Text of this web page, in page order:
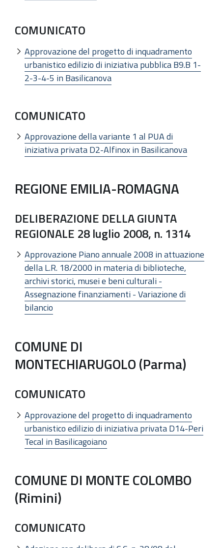
COMUNICATO
Approvazione del progetto di inquadramento
urbanistico edilizio di iniziativa pubblica B9.B 1-
2-3-4-5 in Basilicanova
COMUNICATO
Approvazione della variante 1 al PUA di
iniziativa privata D2-Alfinox in Basilicanova
REGIONE EMILIA-ROMAGNA
DELIBERAZIONE DELLA GIUNTA
REGIONALE 28 luglio 2008, n. 1314
Approvazione Piano annuale 2008 in attuazione
della L.R. 18/2000 in materia di biblioteche,
archivi storici, musei e beni culturali -
Assegnazione finanziamenti - Variazione di
bilancio
COMUNE DI
MONTECHIARUGOLO (Parma)
COMUNICATO
Approvazione del progetto di inquadramento
urbanistico edilizio di iniziativa privata D14-Peri
Tecal in Basilicagoiano
COMUNE DI MONTE COLOMBO
(Rimini)
COMUNICATO